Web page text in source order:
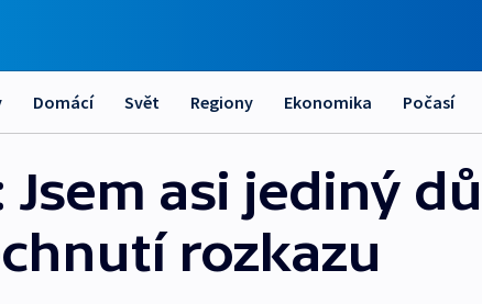
Domácí Svět Regiony Ekonomika Počasí
Jsem asi jediný
rozkazu